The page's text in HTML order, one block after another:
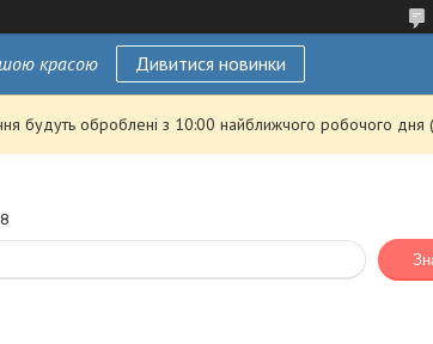
красою Дивитися новинки
будуть оброблені з 10:00 найближчого робочого дня